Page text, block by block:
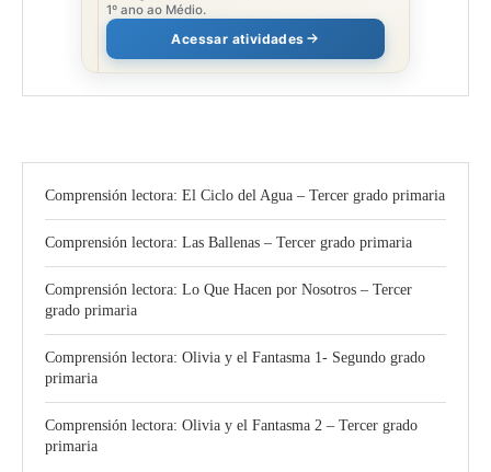
1º ano ao Médio.
Acessar atividades
Comprensión lectora: El Ciclo del Agua – Tercer grado primaria
Comprensión lectora: Las Ballenas – Tercer grado primaria
Comprensión lectora: Lo Que Hacen por Nosotros – Tercer
grado primaria
Comprensión lectora: Olivia y el Fantasma 1- Segundo grado
primaria
Comprensión lectora: Olivia y el Fantasma 2 – Tercer grado
primaria